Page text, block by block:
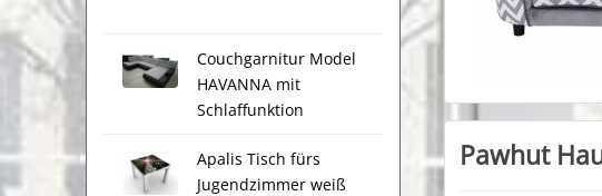
Couchgarnitur Model
HAVANNA mit
Schlaffunktion
Apalis Tisch fürs
Jugendzimmer weiß
Pawhut